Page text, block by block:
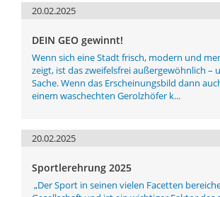
20.02.2025
DEIN GEO gewinnt!
Wenn sich eine Stadt frisch, modern und
zeigt, ist das zweifelsfrei außergewöhnlich –
Sache. Wenn das Erscheinungsbild dann
einem waschechten Gerolzhöfer k...
20.02.2025
Sportlerehrung 2025
„Der Sport in seinen vielen Facetten